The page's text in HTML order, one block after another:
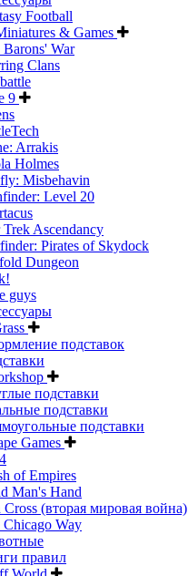
Football
& Games
Barons' War
Clans
9
Arrakis
Holmes
Misbehavin
Level 20
Trek Ascendancy
Pirates of Skydock
Dungeon
guys
подставок
подставки
подставки
подставки
Games
of Empires
Man's Hand
Cross (вторая мировая война)
Chicago Way
правил